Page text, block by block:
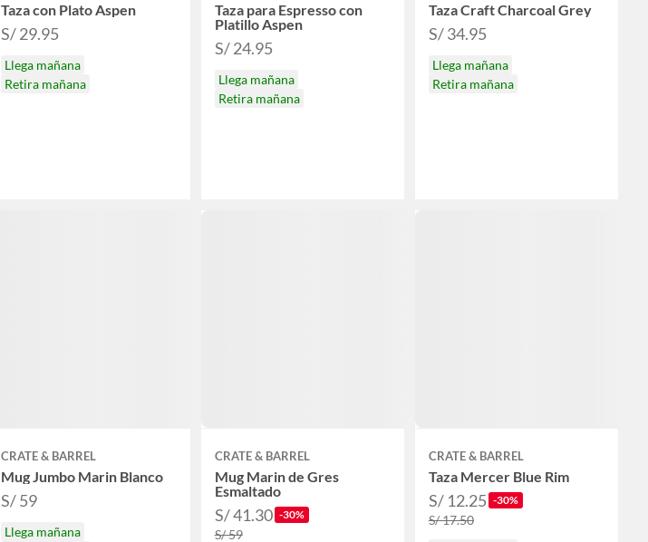
Taza con Plato Aspen
S/ 29.95
Llega mañana
Retira mañana
Taza para Espresso con
Platillo Aspen
S/ 24.95
Llega mañana
Retira mañana
Taza Craft Charcoal Grey
S/ 34.95
Llega mañana
Retira mañana
CRATE & BARREL
Mug Jumbo Marin Blanco
S/ 59
Llega mañana
CRATE & BARREL
Mug Marin de Gres
Esmaltado
S/ 41.30 -30%
S/ 59
CRATE & BARREL
Taza Mercer Blue Rim
S/ 12.25 -30%
S/ 17.50